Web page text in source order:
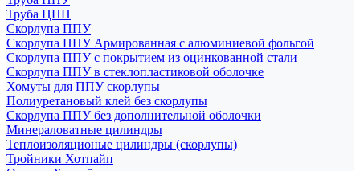
Труба ЦПП
Скорлупа ППУ
Скорлупа ППУ Армированная с алюминиевой фольгой
Скорлупа ППУ с покрытием из оцинкованной стали
Скорлупа ППУ в стеклопластиковой оболочке
Хомуты для ППУ скорлупы
Полиуретановый клей без скорлупы
Скорлупа ППУ без дополнительной оболочки
Минераловатные цилиндры
Теплоизоляционые цилиндры (скорлупы)
Тройники Хотпайп